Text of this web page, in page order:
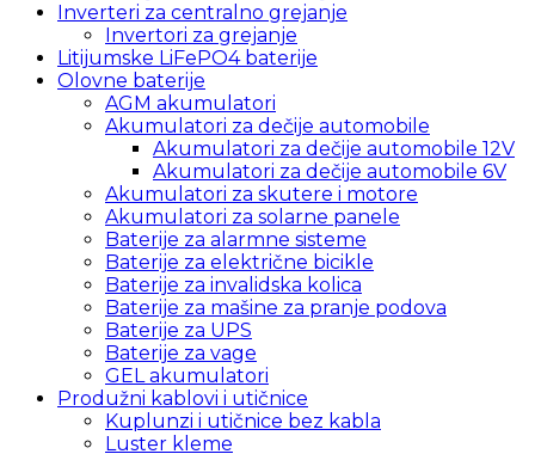
Inverteri za centralno grejanje
Invertori za grejanje
Litijumske LiFePO4 baterije
Olovne baterije
AGM akumulatori
Akumulatori za dečije automobile
Akumulatori za dečije automobile 12V
Akumulatori za dečije automobile 6V
Akumulatori za skutere i motore
Akumulatori za solarne panele
Baterije za alarmne sisteme
Baterije za električne bicikle
Baterije za invalidska kolica
Baterije za mašine za pranje podova
Baterije za UPS
Baterije za vage
GEL akumulatori
Produžni kablovi i utičnice
Kuplunzi i utičnice bez kabla
Luster kleme